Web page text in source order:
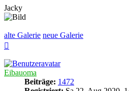
Jacky
alte Galerie neue Galerie
Eibauoma
Beiträge: 1472